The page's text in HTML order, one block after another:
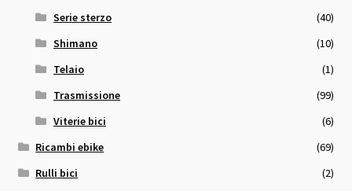
Serie sterzo
(40)
Shimano
(10)
Telaio
(1)
Trasmissione
(99)
Viterie bici
(6)
Ricambi ebike
(69)
Rulli bici
(2)